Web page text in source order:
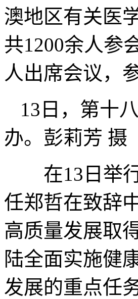
澳地区有关医
共1200余人参
人出席会议，
13日，第十
办。彭莉芳 摄
在13日举行
任郑哲在致辞
高质量发展取
陆全面实施健
发展的重点任